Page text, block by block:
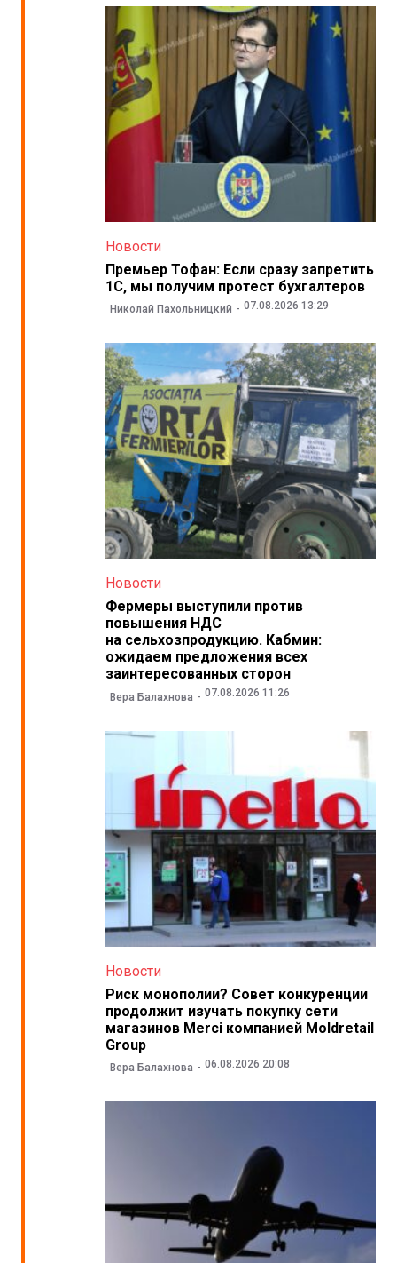
Новости
Премьер Тофан: Если сразу запретить
1С, мы получим протест бухгалтеров
Николай Пахольницкий 07.08.2026 13:29
Новости
Фермеры выступили против
повышения НДС
на сельхозпродукцию. Кабмин:
ожидаем предложения всех
заинтересованных сторон
Вера Балахнова 07.08.2026 11:26
Новости
Риск монополии? Совет конкуренции
продолжит изучать покупку сети
магазинов Merci компанией Moldretail
Group
Вера Балахнова 06.08.2026 20:08